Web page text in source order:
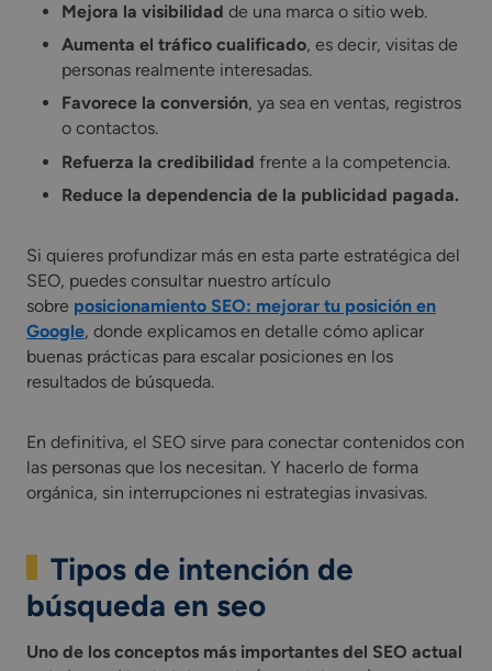
Mejora la visibilidad de una marca o sitio web.
Aumenta el tráfico cualificado, es decir, visitas de
personas realmente interesadas.
Favorece la conversión, ya sea en ventas, registros
o contactos.
Refuerza la credibilidad frente a la competencia.
Reduce la dependencia de la publicidad pagada.
Si quieres profundizar más en esta parte estratégica del
SEO, puedes consultar nuestro artículo
sobre posicionamiento SEO: mejorar tu posición en
Google, donde explicamos en detalle cómo aplicar
buenas prácticas para escalar posiciones en los
resultados de búsqueda.
En definitiva, el SEO sirve para conectar contenidos con
las personas que los necesitan. Y hacerlo de forma
orgánica, sin interrupciones ni estrategias invasivas.
Tipos de intención de
búsqueda en seo
Uno de los conceptos más importantes del SEO actual